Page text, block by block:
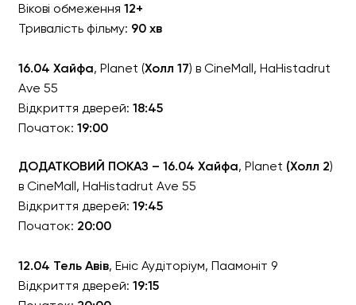
Сімейна комедія «НУ
Вікові обмеження 12+
Тривалість фільму: 90 хв
16.04 Хайфа, Planet (Холл 17) в CineMall, HaHistadrut
Ave 55
Відкриття дверей: 18:45
Початок: 19:00
ДОДАТКОВИЙ ПОКАЗ – 16.04 Хайфа, Planet (Холл 2)
в CineMall, HaHistadrut Ave 55
Відкриття дверей: 19:45
Початок: 20:00
12.04 Тель Авів, Еніс Аудіторіум, Паамоніт 9
Відкриття дверей: 19:15